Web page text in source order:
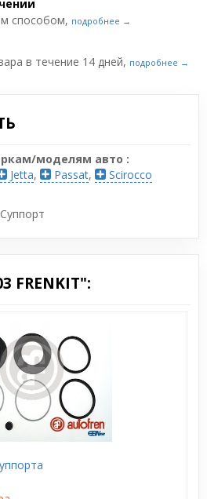
способом, подробнее →
в течение 14 дней, подробнее →
моделям авто :
Jetta, Passat,
Scirocco
Суппорт
FRENKIT":